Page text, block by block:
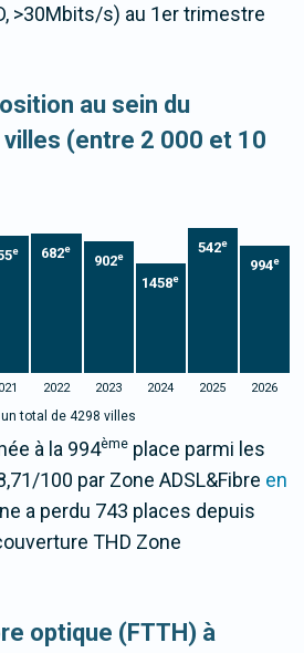
>30Mbits/s) au 1er trimestre
au sein du
(entre 2 000 et 10
e 682e
902e
1458e
542e
994e
2022 2023 2024 2025 2026
un total de 4298 villes
à la 994ème place parmi les
100 par Zone ADSL&Fibre en
a perdu 743 places depuis
THD Zone
optique (FTTH) à